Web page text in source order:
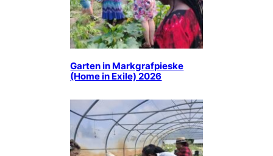
Garten in Markgrafpieske
(Home in Exile) 2026